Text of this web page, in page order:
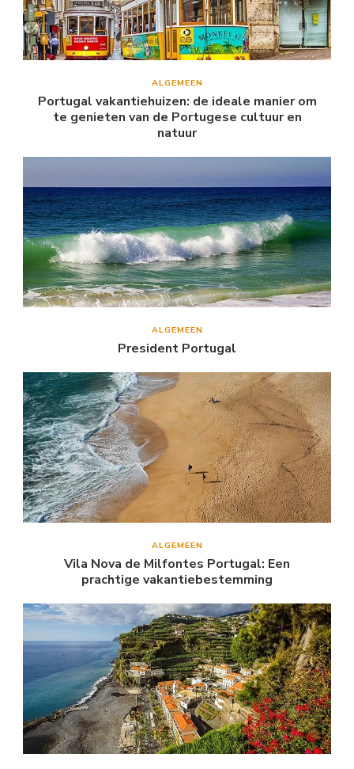
ALGEMEEN
Portugal vakantiehuizen: de ideale manier om
te genieten van de Portugese cultuur en
natuur
ALGEMEEN
President Portugal
ALGEMEEN
Vila Nova de Milfontes Portugal: Een
prachtige vakantiebestemming